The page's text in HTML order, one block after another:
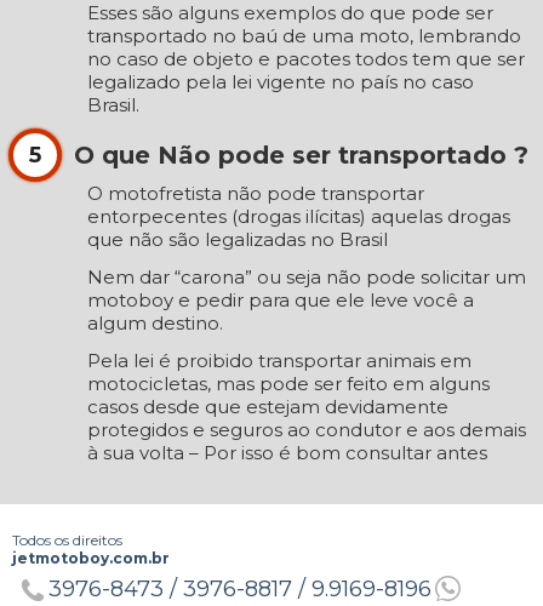
Esses são alguns exemplos do que pode ser
transportado no baú de uma moto, lembrando
no caso de objeto e pacotes todos tem que ser
legalizado pela lei vigente no país no caso
Brasil.
5 O que Não pode ser transportado ?
O motofretista não pode transportar
entorpecentes (drogas ilícitas) aquelas drogas
que não são legalizadas no Brasil
Nem dar “carona” ou seja não pode solicitar um
motoboy e pedir para que ele leve você a
algum destino.
Pela lei é proibido transportar animais em
motocicletas, mas pode ser feito em alguns
casos desde que estejam devidamente
protegidos e seguros ao condutor e aos demais
à sua volta – Por isso é bom consultar antes
Todos os direitos
jetmotoboy.com.br
3976-8473 / 3976-8817 / 9.9169-8196